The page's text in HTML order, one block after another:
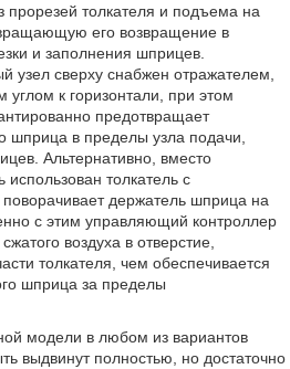
толкателя и подъема на
его возвращение в
и заполнения шприцев.
узел сверху снабжен отражателем,
к горизонтали, при этом
предотвращает
шприца в пределы узла подачи,
Альтернативно, вместо
толкатель с
держатель шприца на
с этим управляющий контроллер
воздуха в отверстие,
толкателя, чем обеспечивается
шприца за пределы
модели в любом из вариантов
выдвинут полностью, но достаточно